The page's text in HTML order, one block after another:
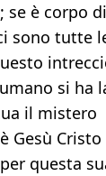
è corpo
sono tutte
si ha
il mistero
Gesù
questa